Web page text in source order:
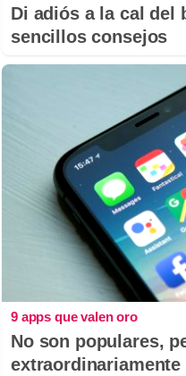
Di adiós a la cal del
sencillos consejos
9 apps que valen oro
No son populares,